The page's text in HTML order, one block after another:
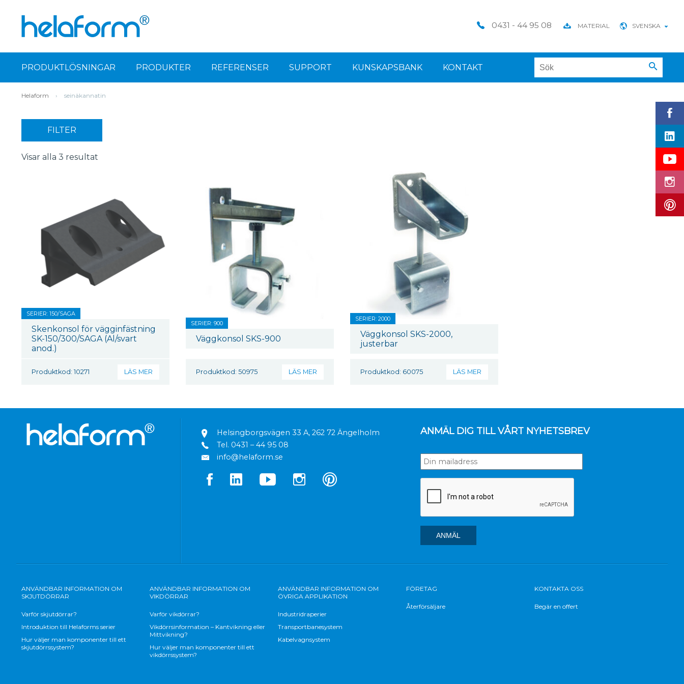
SVENSKA
0431 - 44 95 08 MATERIAL
PRODUKTLÖSNINGAR PRODUKTER REFERENSER SUPPORT KUNSKAPSBANK KONTAKT
Helaform › seinäkannatin
FILTER
Visar alla 3 resultat
SERIER: 150/SAGA
Skenkonsol för vägginfästning
SK-150/300/SAGA (Al/svart
anod.)
Produktkod: 10271 LÄS MER
SERIER: 900
Väggkonsol SKS-900
Produktkod: 50975 LÄS MER
SERIER: 2000
Väggkonsol SKS-2000,
justerbar
Produktkod: 60075 LÄS MER
Helsingborgsvägen 33 A, 262 72 Ängelholm
Tel. 0431 – 44 95 08
info@helaform.se
ANMÄL DIG TILL VÅRT NYHETSBREV
ANVÄNDBAR INFORMATION OM
SKJUTDÖRRAR
Varför skjutdörrar?
Introduktion till Helaforms serier
Hur väljer man komponenter till ett
skjutdörrssystem?
ANVÄNDBAR INFORMATION OM
VIKDÖRRAR
Varför vikdörrar?
Vikdörrsinformation – Kantvikning eller
Mittvikning?
Hur väljer man komponenter till ett
vikdörrssystem?
ANVÄNDBAR INFORMATION OM
ÖVRIGA APPLIKATION
Industridraperier
Transportbanesystem
Kabelvagnsystem
FÖRETAG
Återförsäljare
KONTAKTA OSS
Begär en offert